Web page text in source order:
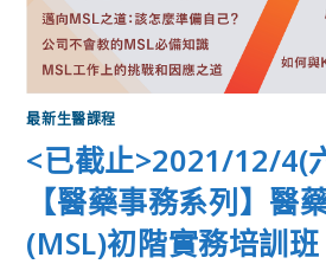
最新生醫課程
<已截止>2021/12/4(
【醫藥事務系列】醫
(MSL)初階實務培訓班